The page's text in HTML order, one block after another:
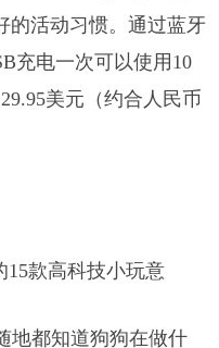
的活动习惯。通过蓝牙
充电一次可以使用10
美元（约合人民币
地都知道狗狗在做什